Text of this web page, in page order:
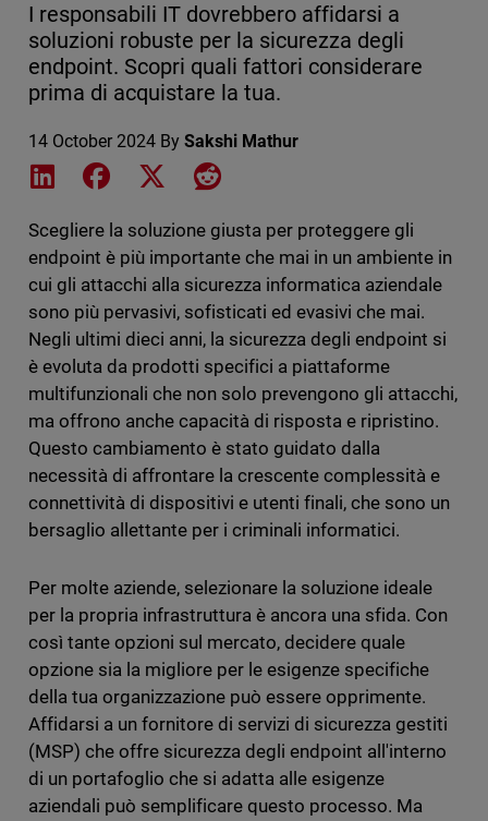
I responsabili IT dovrebbero affidarsi a
soluzioni robuste per la sicurezza degli
endpoint. Scopri quali fattori considerare
prima di acquistare la tua.
14 October 2024 By Sakshi Mathur
Share on LinkedIn
Share on Facebook
Share on XShare on Reddit
Scegliere la soluzione giusta per proteggere gli
endpoint è più importante che mai in un ambiente in
cui gli attacchi alla sicurezza informatica aziendale
sono più pervasivi, sofisticati ed evasivi che mai.
Negli ultimi dieci anni, la sicurezza degli endpoint si
è evoluta da prodotti specifici a piattaforme
multifunzionali che non solo prevengono gli attacchi,
ma offrono anche capacità di risposta e ripristino.
Questo cambiamento è stato guidato dalla
necessità di affrontare la crescente complessità e
connettività di dispositivi e utenti finali, che sono un
bersaglio allettante per i criminali informatici.
Per molte aziende, selezionare la soluzione ideale
per la propria infrastruttura è ancora una sfida. Con
così tante opzioni sul mercato, decidere quale
opzione sia la migliore per le esigenze specifiche
della tua organizzazione può essere opprimente.
Affidarsi a un fornitore di servizi di sicurezza gestiti
(MSP) che offre sicurezza degli endpoint all'interno
di un portafoglio che si adatta alle esigenze
aziendali può semplificare questo processo. Ma